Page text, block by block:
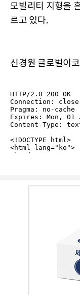
모빌리티 지형을
르고 있다.
신경원 글로벌이